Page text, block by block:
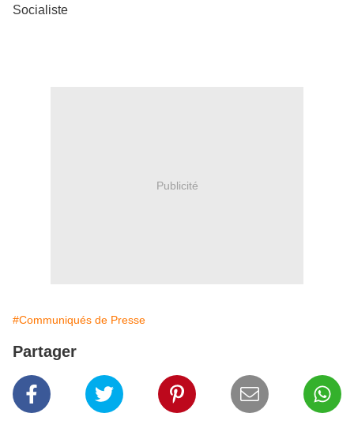
Socialiste
Publicité
#Communiqués de Presse
Partager